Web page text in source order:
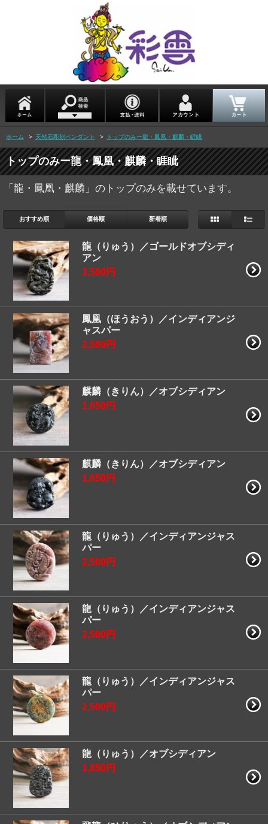
ホーム > 天然石彫刻ペンダント > トップのみー龍・鳳凰・麒麟・睚眦
トップのみー龍・鳳凰・麒麟・睚眦
「龍・鳳凰・麒麟」のトップのみを載せています。
おすすめ順 価格順 新着順
龍（りゅう）／ゴールドオブシディ
アン
3,500円
鳳凰（ほうおう）／インディアンジ
ャスパー
2,500円
麒麟（きりん）／オブシディアン
1,650円
麒麟（きりん）／オブシディアン
1,650円
龍（りゅう）／インディアンジャス
パー
2,500円
龍（りゅう）／インディアンジャス
パー
2,500円
龍（りゅう）／インディアンジャス
パー
2,500円
龍（りゅう）／オブシディアン
1,850円